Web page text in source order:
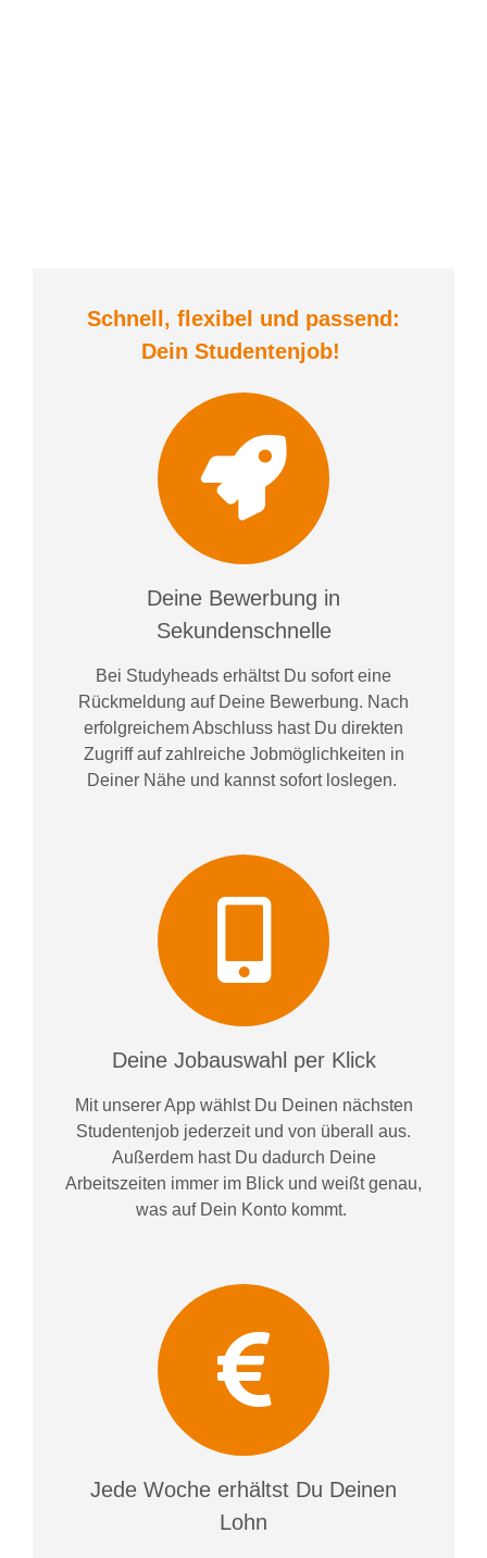
Schnell, flexibel und passend:
Dein Studentenjob!
Deine Bewerbung in
Sekundenschnelle
Bei Studyheads erhältst Du sofort eine
Rückmeldung auf Deine Bewerbung. Nach
erfolgreichem Abschluss hast Du direkten
Zugriff auf zahlreiche Jobmöglichkeiten in
Deiner Nähe und kannst sofort loslegen.
Deine Jobauswahl per Klick
Mit unserer App wählst Du Deinen nächsten
Studentenjob jederzeit und von überall aus.
Außerdem hast Du dadurch Deine
Arbeitszeiten immer im Blick und weißtgenau,
was auf Dein Konto kommt.
Jede Woche erhältst Du Deinen
Lohn